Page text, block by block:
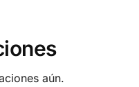
aún.